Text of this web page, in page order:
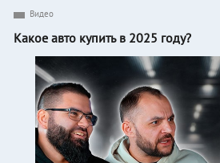
Видео
Какое авто купить в 2025 году?